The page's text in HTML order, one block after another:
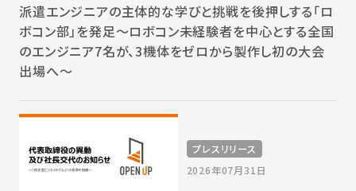
派遣エンジニアの主体的な学びと挑戦を後押しする「ロ
ボコン部」を発足～ロボコン未経験者を中心とする全国
のエンジニア7名が、3機体をゼロから製作し初の大会
出場へ～
プレスリリース
2026年07月31日